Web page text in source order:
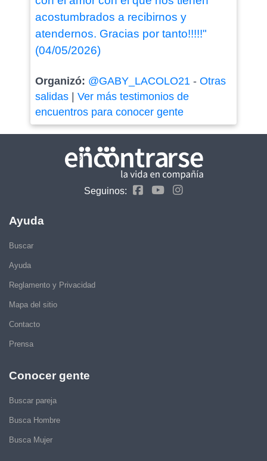
acostumbrados a recibirnos y
atendernos. Gracias por tanto!!!!!"
(04/05/2026)
Organizó: @GABY_LACOLO21- Otras
salidas| Ver más testimonios de
encuentros para conocer gente
Seguinos:
Ayuda
Buscar
Ayuda
Reglamento y Privacidad
Mapa del sitio
Contacto
Prensa
Conocer gente
Buscar pareja
Busca Hombre
Busca Mujer